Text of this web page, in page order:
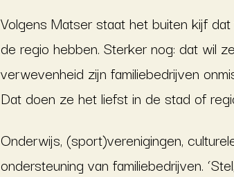
Volgens Matser staat het buiten kijf
de regio hebben. Sterker nog: dat wil
verwevenheid zijn familiebedrijven
Dat doen ze het liefst in de stad of
Onderwijs, (sport)verenigingen,
ondersteuning van familiebedrijven.